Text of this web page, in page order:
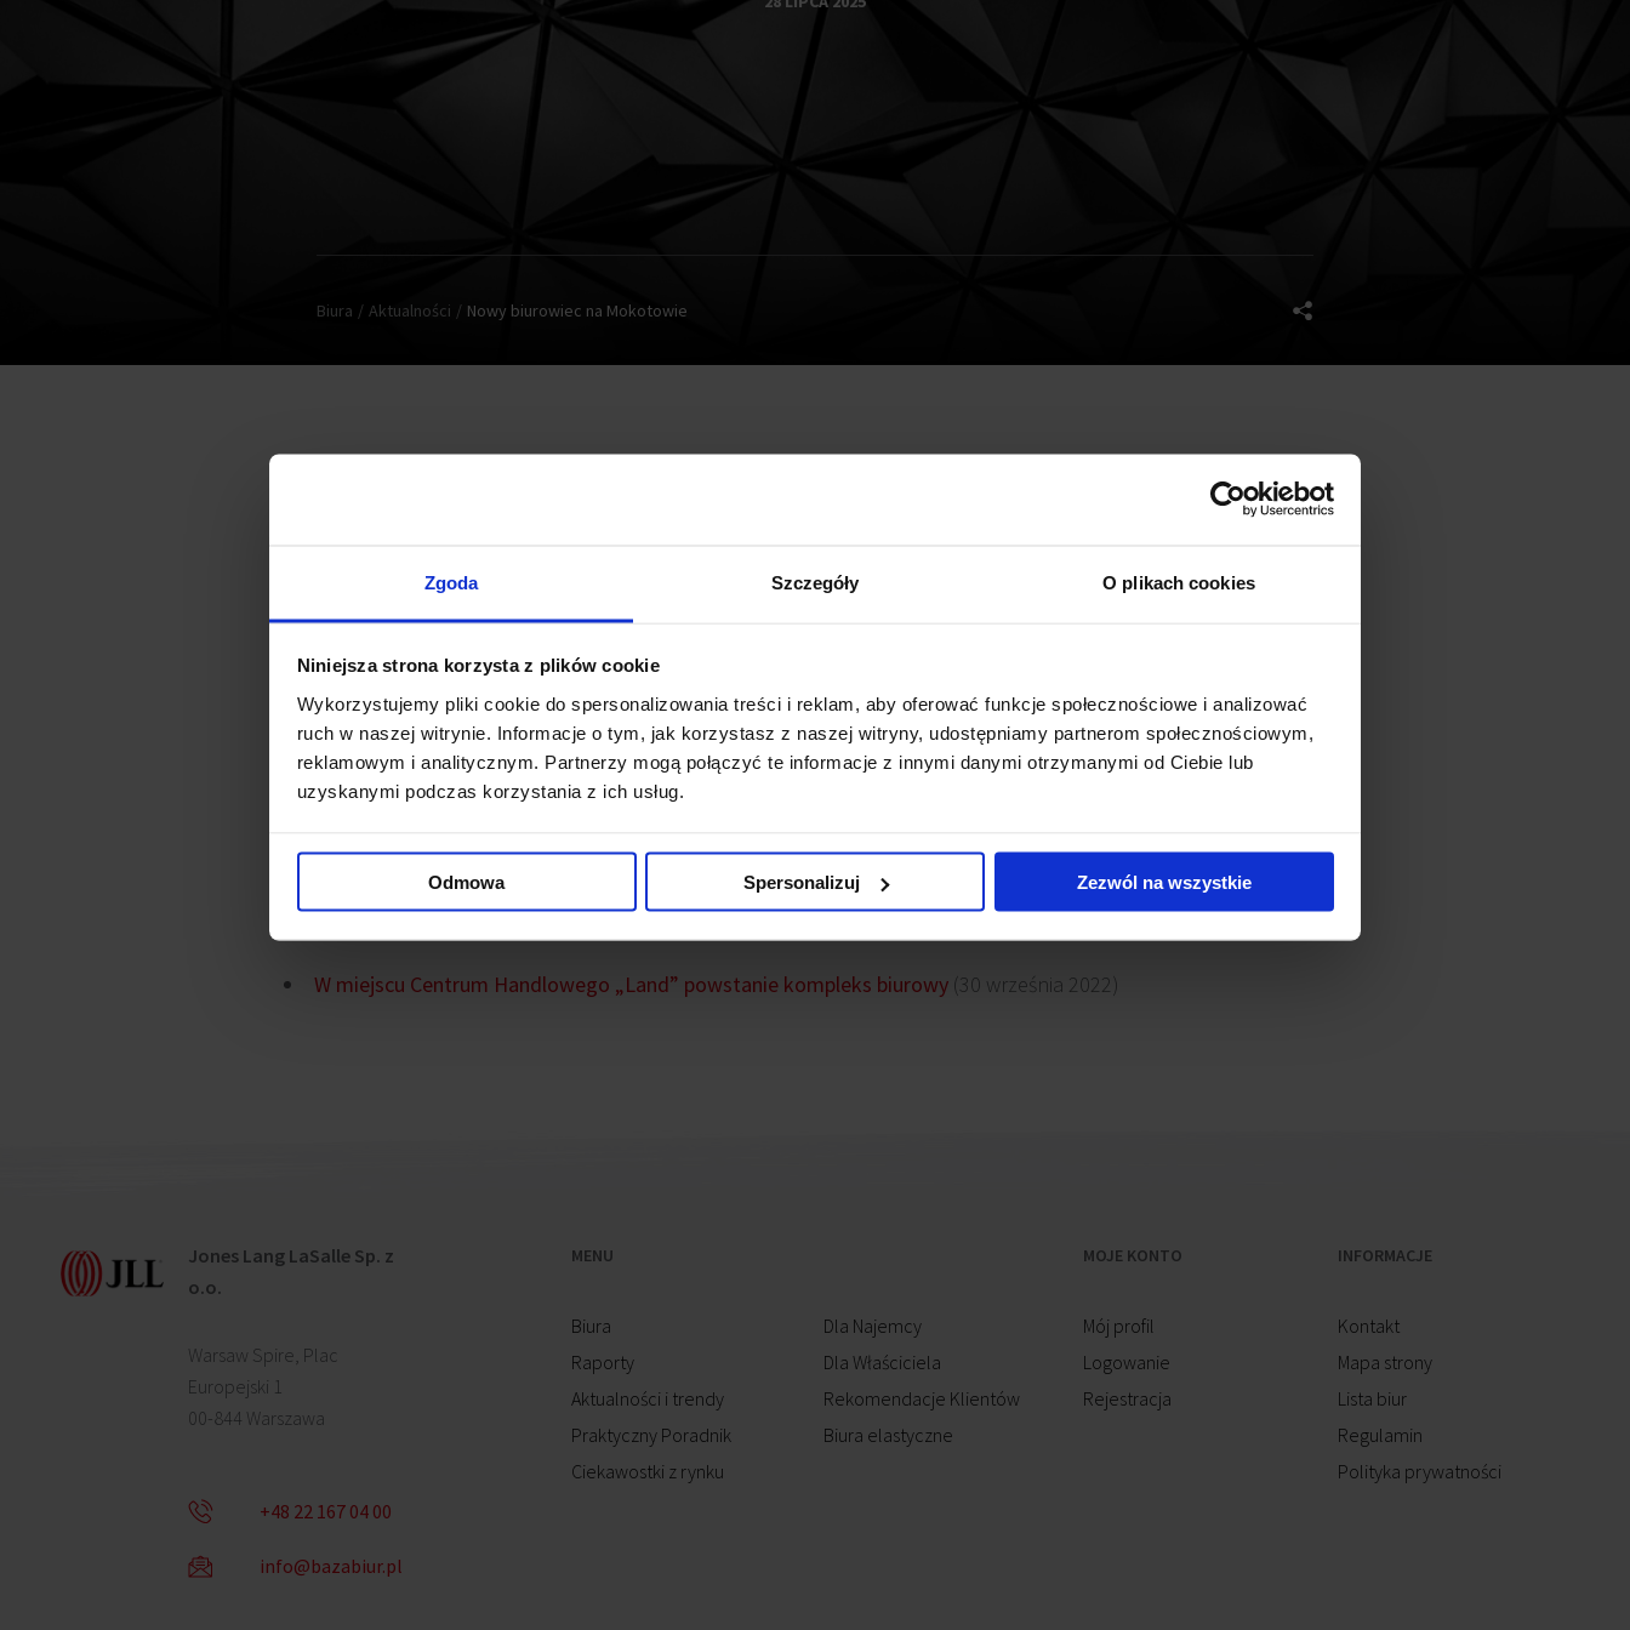
Zgoda Szczegóły O plikach cookies
Niniejsza strona korzysta z plików cookie
Wykorzystujemy pliki cookie do spersonalizowania treści i reklam, aby oferować funkcje społecznościowe i analizować
ruch w naszej witrynie. Informacje o tym, jak korzystasz z naszej witryny, udostępniamy partnerom społecznościowym,
reklamowym i analitycznym. Partnerzy mogą połączyć te informacje z innymi danymi otrzymanymi od Ciebie lub
uzyskanymi podczas korzystania z ich usług.
Odmowa Spersonalizuj Zezwól na wszystkie
Biura Aktualności Nowy biurowiec na Mokotowie
Land". Planowana inwestycja obejmie zespół zabudowań, wśród których wyróżniać się będzie wieża licząca 12 pięter i
mkw z przeznaczeniem na lokale handlowe i usługowe.
choć termin może ulec zmianie w zależności od uzyskania pozwoleń, sytuacji rynkowej i popytu.
Centrum Handlowe Land znajduje się przy stacji metra Służew. Aktualnie na dziewięciu poziomach (siedem
nadziemnych i dwa podziemne) o łącznej powierzchni około 40 tys. mkw mieści się blisko 200 punktów handlowo-
Powiązane newsy
W miejscu Centrum Handlowego „Land” powstanie kompleks biurowy (30 września 2022)
Jones Lang LaSalle Sp. z
o.o.
Warsaw Spire, Plac
Europejski 1
00-844 Warszawa
+48 22 167 04 00
info@bazabiur.pl
MENU
Biura
Raporty
Aktualności i trendy
Praktyczny Poradnik
Ciekawostki z rynku
Dla Najemcy
Dla Właściciela
Rekomendacje Klientów
Biura elastyczne
MOJE KONTO
Mój profil
Logowanie
Rejestracja
INFORMACJE
Kontakt
Mapa strony
Lista biur
Regulamin
Polityka prywatności